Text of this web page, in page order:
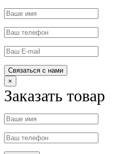
×
Заказать товар